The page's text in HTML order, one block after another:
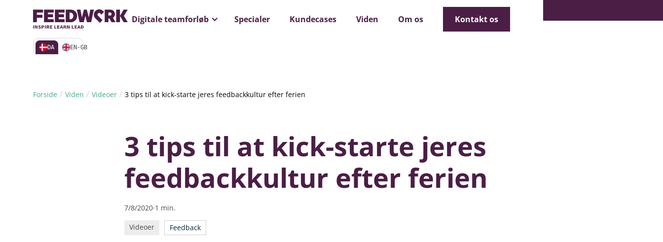
Digitale teamforløb Specialer Kundecases Viden Om os Kontakt os
DA EN-GB
Gratis webinar d. 13 august: Sådan taler I om det, der ikke fungerer - uden at pege fingre
Forside / Viden / Videoer / 3 tips til at kick-starte jeres feedbackkultur efter ferien
3 tips til at kick-starte jeres
feedbackkultur efter ferien
7/8/2020·1 min.
Videoer Feedback